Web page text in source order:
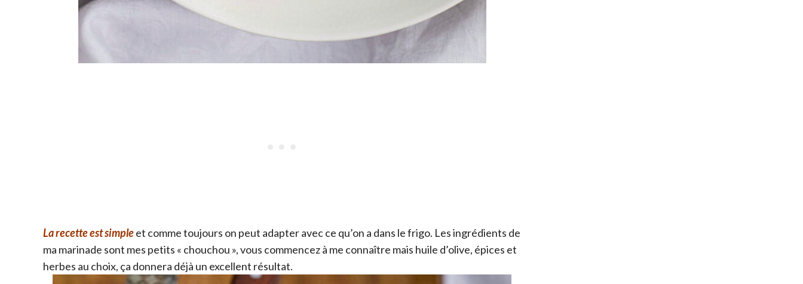
La recette est simpleet comme toujours on peut adapter avec ce qu’on a dans le frigo. Les ingrédients de
ma marinade sont mes petits « chouchou », vous commencez à me connaître mais huile d’olive, épices et
herbes au choix, ça donnera déjà un excellent résultat.